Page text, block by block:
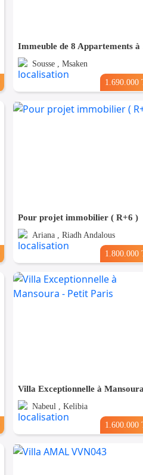
Sousse , Msaken
1.690.000
Pour projet immobilier ( R+6 )
Ariana , Riadh Andalous
1.800.000
Nabeul , Kelibia
1.600.000